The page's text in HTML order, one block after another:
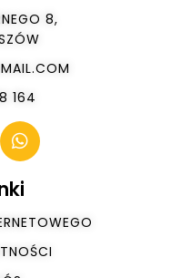
8,
164